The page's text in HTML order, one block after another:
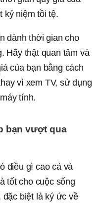
kỷ niệm tồi tệ.
dành thời gian cho
Hãy thật quan tâm và
của bạn bằng cách
vì xem TV, sử dụng
tính.
bạn vượt qua
điều gì cao cả và
tốt cho cuộc sống
biệt là ký ức về